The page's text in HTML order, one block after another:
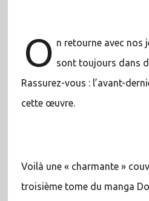
O n retourne avec nos
sont toujours dans
Rassurez-vous : l’avant-
cette œuvre.
Voilà une « charmante »
troisième tome du manga